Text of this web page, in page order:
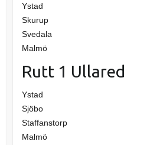
Ystad
Skurup
Svedala
Malmö
Rutt 1 Ullared
Ystad
Sjöbo
Staffanstorp
Malmö